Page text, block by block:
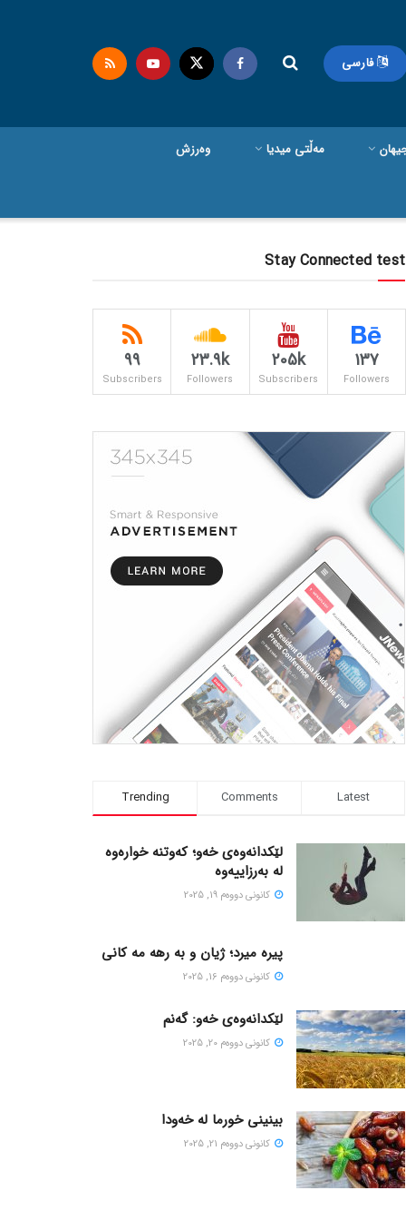
فارسی
مەڵتی میدیا وەرزش
Stay Connected test
137
Followers
205k
Subscribers
23.9k
Followers
99
Subscribers
Trending Comments Latest
لێکدانەوەی خەو؛ کەوتنە خوارەوە
لە بەرزاییەوە
كانونی دووه‌م 19, 2025
پیره میرد؛ ژیان و به رهه مه کانی
كانونی دووه‌م 16, 2025
لێکدانەوەی خەو: گەنم
كانونی دووه‌م 20, 2025
بینینی خورما لە خەودا
كانونی دووه‌م 21, 2025